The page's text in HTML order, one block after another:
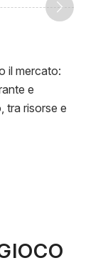
il mercato:
e
tra risorse e